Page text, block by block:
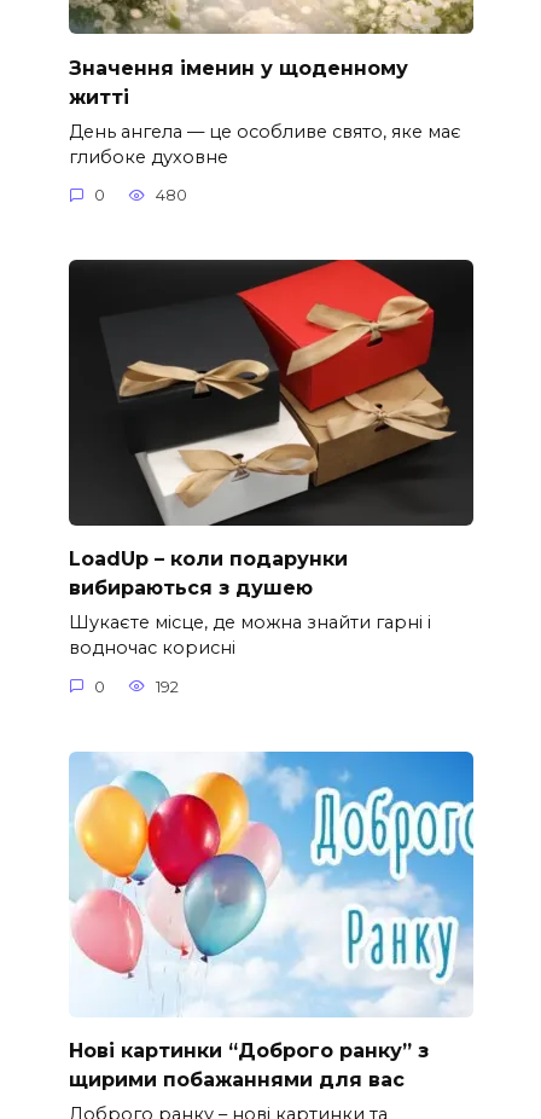
Значення іменин у щоденному
житті
День ангела — це особливе свято, яке має
глибоке духовне
0 480
LoadUp – коли подарунки
вибираються з душею
Шукаєте місце, де можна знайти гарні і
водночас корисні
0 192
Нові картинки “Доброго ранку” з
щирими побажаннями для вас
Доброго ранку – нові картинки та